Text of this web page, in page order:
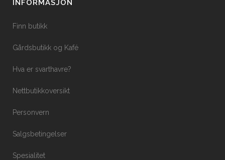
INFORMASJON
Finn butikk
Gårdsbutikk og Kafé
Hva er svarthavre?
Nettbutikkoversikt
Personvern
Salgsbetingelser
Spesialitet